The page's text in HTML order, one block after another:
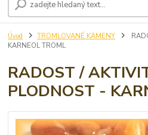
Úvod TROMLOVANÉ KAMENY
KARNEOL TROML
RADOST /
PLODNOST -